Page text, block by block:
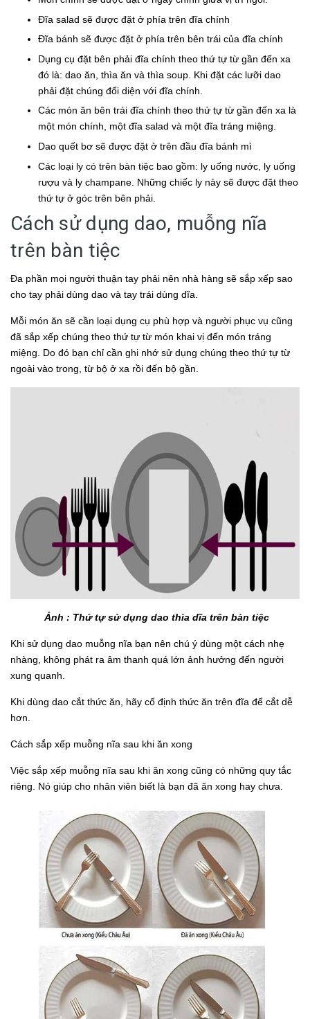
Đĩa salad sẽ được đặt ở phía trên đĩa chính
Đĩa bánh sẽ được đặt ở phía trên bên trái của đĩa chính
Dụng cụ đặt bên phải đĩa chính theo thứ tự từ gần đến xa
đó là: dao ăn, thìa ăn và thìa soup. Khi đặt các lưỡi dao
phải đặt chúng đối diện với đĩa chính.
Các món ăn bên trái đĩa chính theo thứ tự từ gần đến xa là
một món chính, một đĩa salad và một đĩa tráng miệng.
Dao quết bơ sẽ được đặt ở trên đầu đĩa bánh mì
Các loại ly có trên bàn tiệc bao gồm: ly uống nước, ly uống
rượu và ly champane. Những chiếc ly này sẽ được đặt theo
thứ tự ở góc trên bên phải.
Cách sử dụng dao, muỗng nĩa
trên bàn tiệc
Đa phần mọi người thuận tay phải nên nhà hàng sẽ sắp xếp sao
cho tay phải dùng dao và tay trái dùng dĩa.
Mỗi món ăn sẽ cần loại dụng cụ phù hợp và người phục vụ cũng
đã sắp xếp chúng theo thứ tự từ món khai vị đến món tráng
miệng. Do đó bạn chỉ cần ghi nhớ sử dụng chúng theo thứ tự từ
ngoài vào trong, từ bộ ở xa rồi đến bộ gần.
Ảnh : Thứ tự sử dụng dao thìa dĩa trên bàn tiệc
Khi sử dụng dao muỗng nĩa bạn nên chú ý dùng một cách nhẹ
nhàng, không phát ra âm thanh quá lớn ảnh hưởng đến người
xung quanh.
Khi dùng dao cắt thức ăn, hãy cố định thức ăn trên đĩa để cắt dễ
hơn.
Cách sắp xếp muỗng nĩa sau khi ăn xong
Việc sắp xếp muỗng nĩa sau khi ăn xong cũng có những quy tắc
riêng. Nó giúp cho nhân viên biết là bạn đã ăn xong hay chưa.